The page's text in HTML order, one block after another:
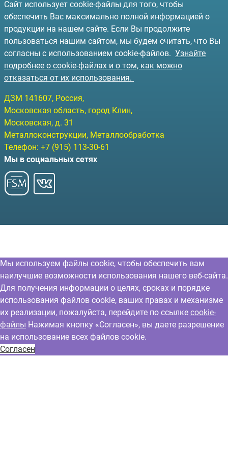
Сайт использует cookie-файлы для того, чтобы
обеспечить Вас максимально полной информацией о
продукции на нашем сайте. Если Вы продолжите
пользоваться нашим сайтом, мы будем считать, что Вы
согласны с использованием cookie-файлов. Узнайте
подробнее о cookie-файлах и о том, как можно
отказаться от их использования.
ДЗМ 141607, Россия,
Московская область, город Клин,
Московская, д. 31
Металлоконструкции, Металлообработка
Телефон: +7 (915) 113-30-61
Мы в социальных сетях
Мы используем файлы cookie, чтобы обеспечить вам
наилучшие возможности использования нашего веб-сайта.
Для получения информации о целях, сроках и порядке
использования файлов cookie, ваших правах и механизме
их реализации, пожалуйста, перейдите по ссылке cookie-
файлы Нажимая кнопку «Согласен», вы даете разрешение
на использование всех файлов cookie.
Согласен